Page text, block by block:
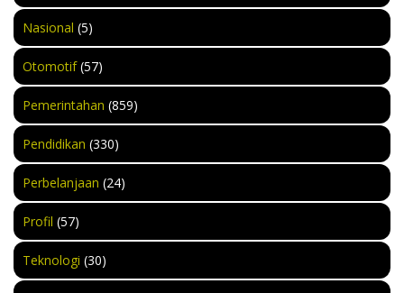
Nasional (5)
Otomotif(57)
Pemerintahan (859)
Pendidikan (330)
Perbelanjaan (24)
Profil (57)
Teknologi (30)